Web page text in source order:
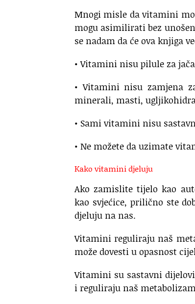
Mnogi misle da vitamini
mogu asimilirati bez
se nadam da će ova knjiga
• Vitamini nisu pilule za
• Vitamini nisu zamjena
minerali, masti,
• Sami vitamini nisu
• Ne možete da uzimate
Kako vitamini djeluju
Ako zamislite tijelo kao
kao svjećice, prilično ste
djeluju na nas.
Vitamini reguliraju naš
može dovesti u opasnost
Vitamini su sastavni
i reguliraju naš